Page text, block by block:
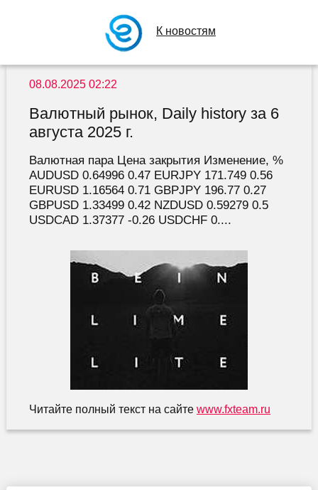
К новостям
08.08.2025 02:22
Валютный рынок, Daily history за 6
августа 2025 г.
Валютная пара Цена закрытия Изменение, %
AUDUSD 0.64996 0.47 EURJPY 171.749 0.56
EURUSD 1.16564 0.71 GBPJPY 196.77 0.27
GBPUSD 1.33499 0.42 NZDUSD 0.59279 0.5
USDCAD 1.37377 -0.26 USDCHF 0....
Читайте полный текст на сайте www.fxteam.ru